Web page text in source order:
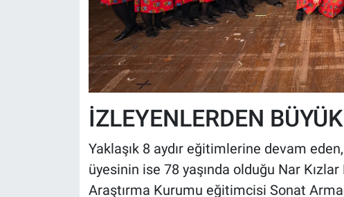
İZLEYENLERDEN
Yaklaşık 8 aydır eğitimlerine devam
üyesinin ise 78 yaşında olduğu Nar
Araştırma Kurumu eğitimcisi Sonat